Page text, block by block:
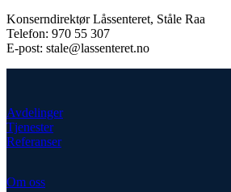
Konserndirektør Låssenteret, Ståle Raa
Telefon: 970 55 307
E-post: stale@lassenteret.no
Avdelinger
Tjenester
Referanser
Om oss